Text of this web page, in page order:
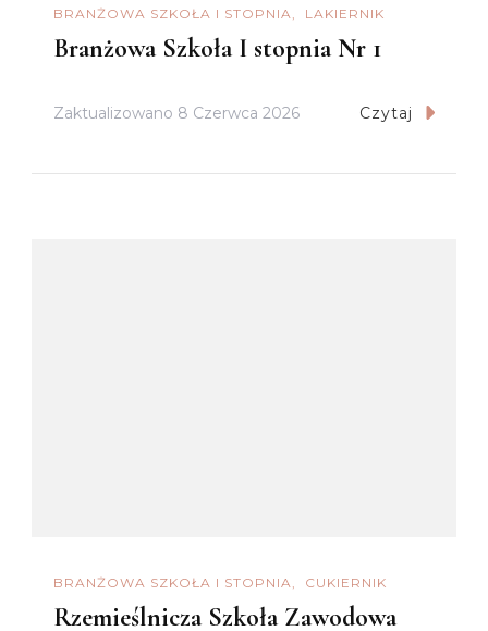
BRANŻOWA SZKOŁA I STOPNIA LAKIERNIK
Branżowa Szkoła I stopnia Nr 1
Zaktualizowano 8 Czerwca 2026 Czytaj
BRANŻOWA SZKOŁA I STOPNIA CUKIERNIK
Rzemieślnicza Szkoła Zawodowa